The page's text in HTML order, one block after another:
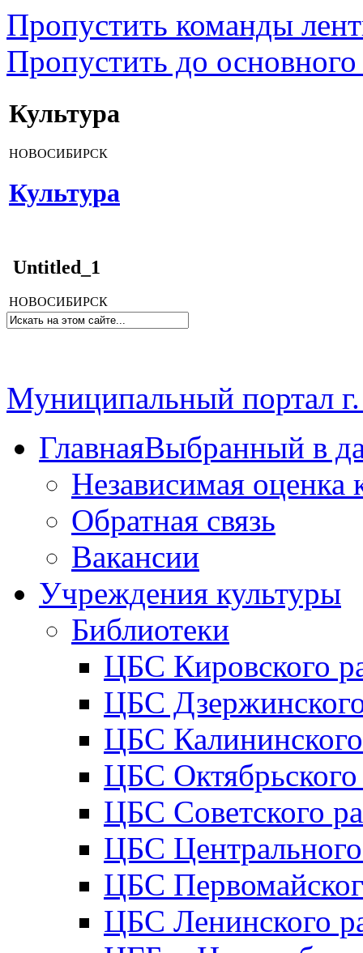
Пропустить команды
Пропустить до основного
Культура
НОВОСИБИРСК
Культура
Untitled_1
НОВОСИБИРСК
Муниципальный портал
ГлавнаяВыбранный в
Независимая оценка
Обратная связь
Вакансии
Учреждения культуры
Библиотеки
ЦБС Кировского
ЦБС
ЦБС
ЦБС
ЦБС Советского
ЦБС
ЦБС
ЦБС Ленинского